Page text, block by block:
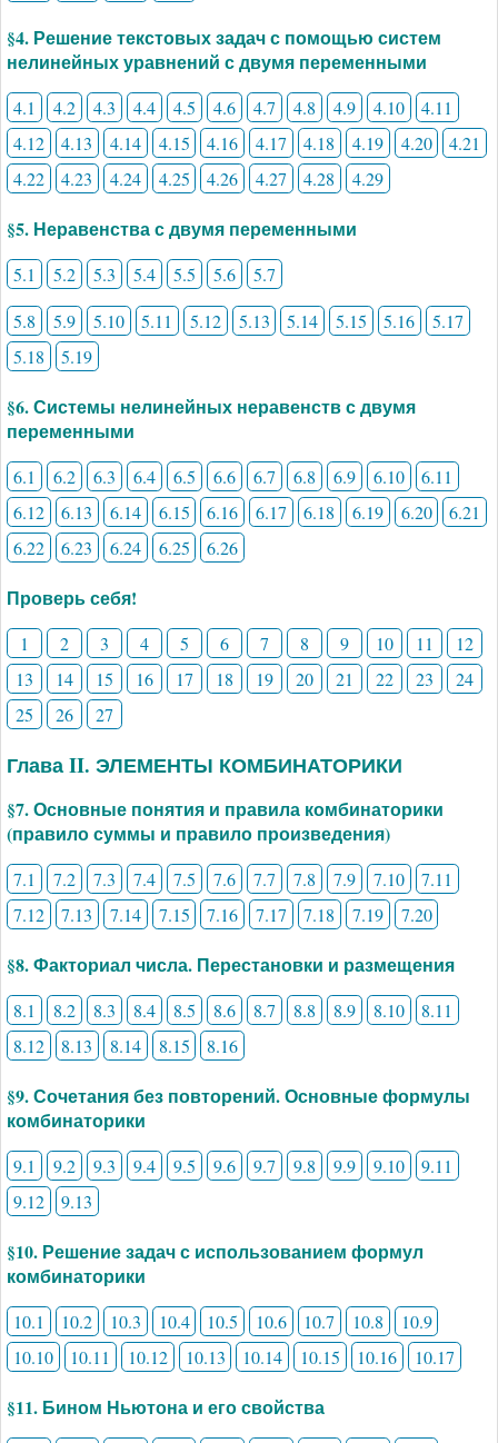
§4. Решение текстовых задач с помощью систем
нелинейных уравнений с двумя переменными
4.1 4.2 4.3 4.4 4.5 4.6 4.7 4.8 4.9 4.10
4.11
4.12
4.13 4.14 4.15 4.16 4.17 4.18 4.19 4.20
4.21
4.22
4.23 4.24 4.25 4.26 4.27 4.28 4.29
§5. Неравенства с двумя переменными
5.1 5.2 5.3 5.4 5.5 5.6
5.7
5.8
5.9 5.10 5.11 5.12 5.13 5.14 5.15 5.16
5.17
5.18
5.19
§6. Системы нелинейных неравенств с двумя
переменными
6.1 6.2 6.3 6.4 6.5 6.6 6.7 6.8 6.9 6.10
6.11
6.12
6.13 6.14 6.15 6.16 6.17 6.18 6.19 6.20
6.21
6.22
6.23 6.24 6.25 6.26
Проверь себя!
1 2 3 4 5 6 7 8 9 10 11
12
13
14 15 16 17 18 19 20 21 22 23
24
25
26 27
Глава II. ЭЛЕМЕНТЫ КОМБИНАТОРИКИ
§7. Основные понятия и правила комбинаторики
(правило суммы и правило произведения)
7.1 7.2 7.3 7.4 7.5 7.6 7.7 7.8 7.9 7.10
7.11
7.12
7.13 7.14 7.15 7.16 7.17 7.18 7.19 7.20
§8. Факториал числа. Перестановки и размещения
8.1 8.2 8.3 8.4 8.5 8.6 8.7 8.8 8.9 8.10
8.11
8.12
8.13 8.14 8.15 8.16
§9. Сочетания без повторений. Основные формулы
комбинаторики
9.1 9.2 9.3 9.4 9.5 9.6 9.7 9.8 9.9 9.10
9.11
9.12
9.13
§10. Решение задач с использованием формул
комбинаторики
10.1 10.2 10.3 10.4 10.5 10.6 10.7 10.8
10.9
10.10
10.11 10.12 10.13 10.14 10.15 10.16 10.17
§11. Бином Ньютона и его свойства